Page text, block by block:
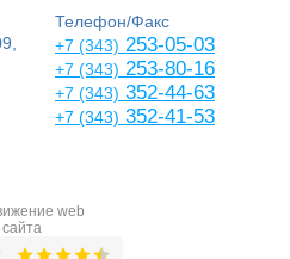
Телефон/Факс
+7 (343) 253-05-03
+7 (343) 253-80-16
+7 (343) 352-44-63
+7 (343) 352-41-53
web
сайта